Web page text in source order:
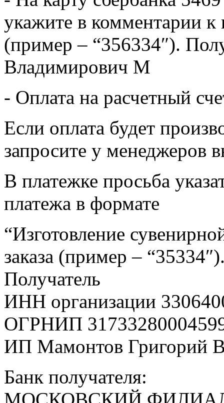
укажите в комментарии к
(пример – “356334″).
Владимирович М
- Оплата на расчетный
Если оплата будет
запросите у менеджеров
В платежке просьба
платежа в формате
“Изготовление
заказа (пример –
Получатель
ИНН организации
ОГРНИП
ИП Мамонтов Григорий
Банк получателя: